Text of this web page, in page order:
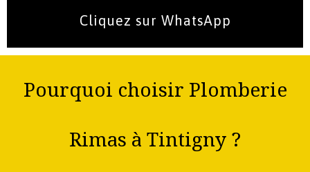
Cliquez sur WhatsApp
Pourquoi choisir Plomberie
Rimas à Tintigny ?